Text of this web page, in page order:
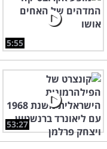
5:55
53:27